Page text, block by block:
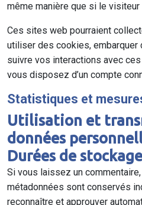
même manière que si le
Ces sites web pourraient
utiliser des cookies,
suivre vos interactions avec
vous disposez d’un compte
Statistiques et
Utilisation et
données
Durées de
Si vous laissez un
métadonnées sont conservés
reconnaître et approuver